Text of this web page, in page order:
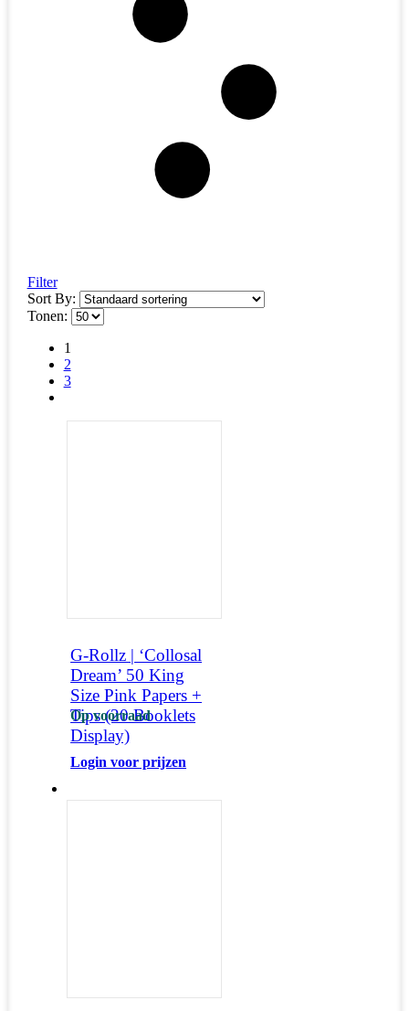
Filter
Sort By:
Tonen:
1
2
3
G-Rollz | ‘Collosal
Dream’ 50 King
Size Pink Papers +
Tips (20 Booklets
Display)
Op voorraad
Login voor prijzen